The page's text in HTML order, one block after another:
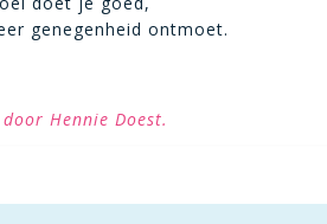
genegenheid ontmoet.
Hennie Doest.